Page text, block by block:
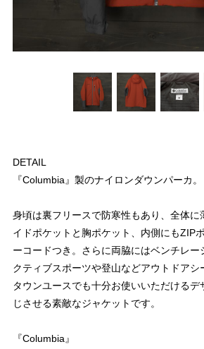
DETAIL
『Columbia』製のナイロンダウンパーカ。
身頃は裏フリースで防寒性もあり、全体に
イドポケットと胸ポケット、内側にもZIP
ーコードつき。さらに両脇にはベンチレー
クティブスポーツや登山などアウトドアシ
タウンユースでも十分お使いいただける
じさせる素敵なジャケットです。
『Columbia』